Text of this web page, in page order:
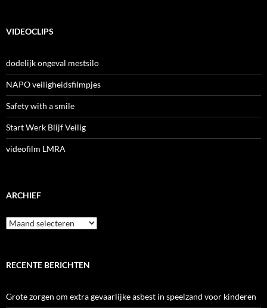
VIDEOCLIPS
dodelijk ongeval mestsilo
NAPO veiligheidsfilmpjes
Safety with a smile
Start Werk Blijf Veilig
videofilm LMRA
ARCHIEF
Archief
RECENTE BERICHTEN
Grote zorgen om extra gevaarlijke asbest in speelzand voor kinderen